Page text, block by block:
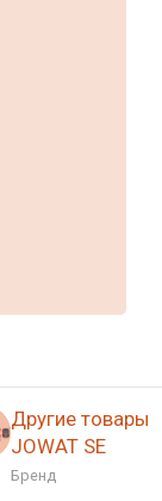
Другие товары
JOWAT SE
Бренд